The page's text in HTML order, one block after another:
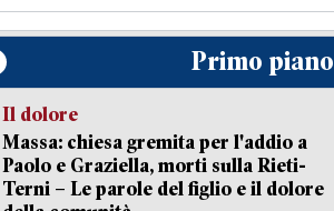
Primo piano
Il dolore
Massa: chiesa gremita per l'addio a
Paolo e Graziella, morti sulla Rieti-
Terni – Le parole del figlio e il dolore